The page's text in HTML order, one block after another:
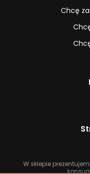
Chcę
W sklepie